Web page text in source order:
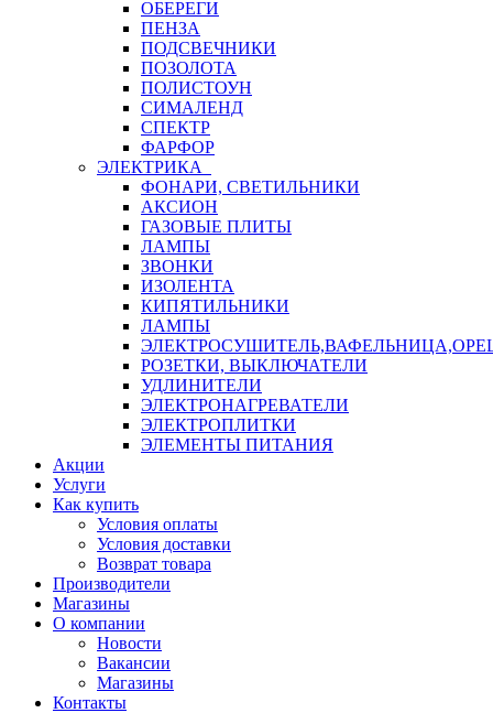
ОБЕРЕГИ
ПЕНЗА
ПОДСВЕЧНИКИ
ПОЗОЛОТА
ПОЛИСТОУН
СИМАЛЕНД
СПЕКТР
ФАРФОР
ЭЛЕКТРИКА
ФОНАРИ, СВЕТИЛЬНИКИ
АКСИОН
ГАЗОВЫЕ ПЛИТЫ
ЛАМПЫ
ЗВОНКИ
ИЗОЛЕНТА
КИПЯТИЛЬНИКИ
ЛАМПЫ
РОЗЕТКИ, ВЫКЛЮЧАТЕЛИ
УДЛИНИТЕЛИ
ЭЛЕКТРОНАГРЕВАТЕЛИ
ЭЛЕКТРОПЛИТКИ
ЭЛЕМЕНТЫ ПИТАНИЯ
Акции
Услуги
Как купить
Условия оплаты
Условия доставки
Возврат товара
Производители
Магазины
О компании
Новости
Вакансии
Магазины
Контакты